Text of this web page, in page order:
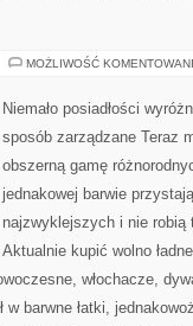
MOŻLIWOŚĆ
Niemało posiadłości
sposób zarządzane Teraz
obszerną gamę
jednakowej barwie
najzwyklejszych i nie robią
Aktualnie kupić wolno
włochacze,
barwne łatki,